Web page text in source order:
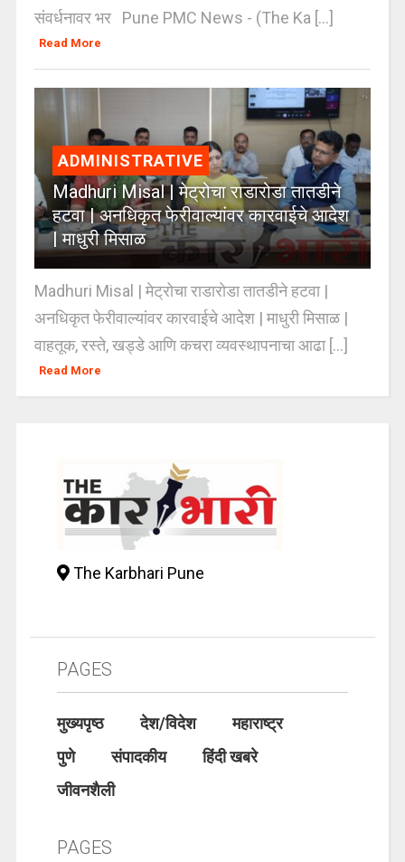
संवर्धनावर भर Pune PMC News - (The Ka [...]
Read More
ADMINISTRATIVE
Madhuri Misal | मेट्रोचा राडारोडा तातडीने
हटवा | अनधिकृत फेरीवाल्यांवर कारवाईचे आदेश
| माधुरी मिसाळ
Madhuri Misal | मेट्रोचा राडारोडा तातडीने हटवा |
अनधिकृत फेरीवाल्यांवर कारवाईचे आदेश | माधुरी मिसाळ |
वाहतूक, रस्ते, खड्डे आणि कचरा व्यवस्थापनाचा आढा [...]
Read More
The Karbhari Pune
PAGES
मुख्यपृष्ठ देश/विदेश
महाराष्ट्र
पुणे
संपादकीय
हिंदी खबरे
जीवनशैली
PAGES